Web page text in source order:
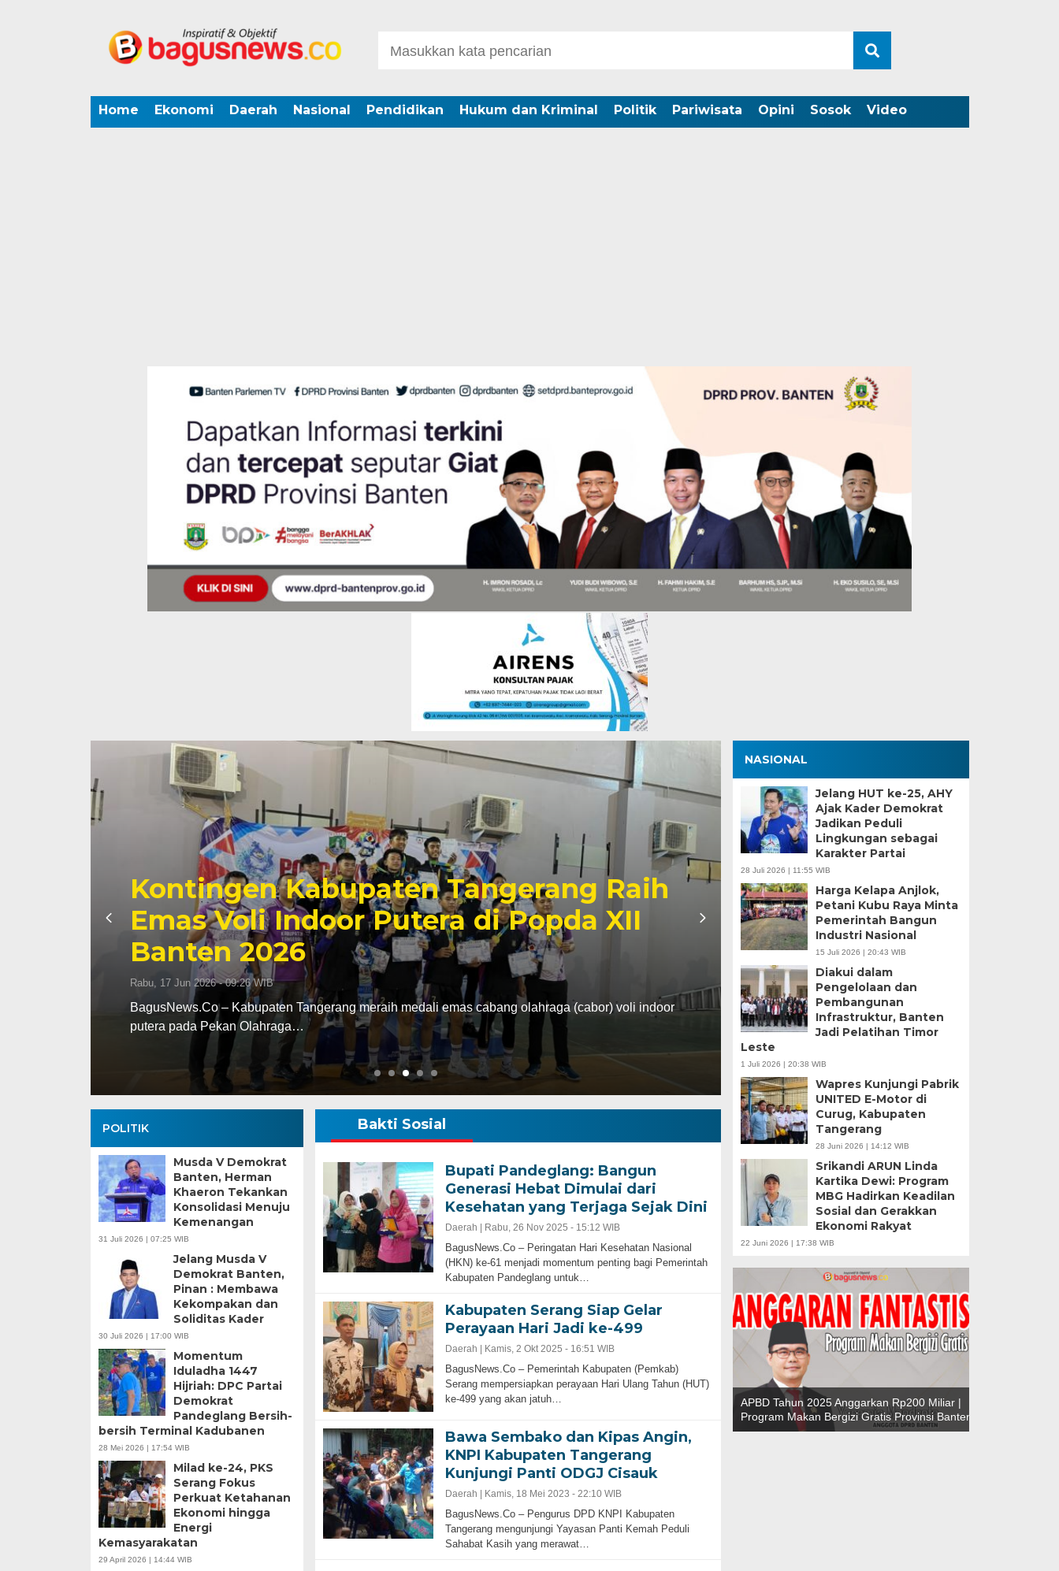
Home Ekonomi Daerah Nasional Pendidikan Hukum dan Kriminal Politik Pariwisata Opini Sosok Video
Kontingen Kabupaten Tangerang Raih
Emas Voli Indoor Putera di Popda XII
Banten 2026
Rabu, 17 Jun 2026 - 09:26 WIB
BagusNews.Co – Kabupaten Tangerang meraih medali emas cabang olahraga (cabor) voli indoor
putera pada Pekan Olahraga…
Zona Blank Spot,
Serang Lakukan
Senin, 15 Jun 2026 - 14:09 WIB
BagusNews.Co – Pelaksanaan Sistem Penerimaan
di Kota Serang menghadapi tantangan…
POLITIK
Musda V Demokrat
Banten, Herman
Khaeron Tekankan
Konsolidasi Menuju
Kemenangan
31 Juli 2026 | 07:25 WIB
Jelang Musda V
Demokrat Banten,
Pinan : Membawa
Kekompakan dan
Soliditas Kader
30 Juli 2026 | 17:00 WIB
Momentum
Iduladha 1447
Hijriah: DPC Partai
Demokrat
Pandeglang Bersih-
bersih Terminal Kadubanen
28 Mei 2026 | 17:54 WIB
Milad ke-24, PKS
Serang Fokus
Perkuat Ketahanan
Ekonomi hingga
Energi
Kemasyarakatan
29 April 2026 | 14:44 WIB
Bakti Sosial
Bupati Pandeglang: Bangun
Generasi Hebat Dimulai dari
Kesehatan yang Terjaga Sejak Dini
Daerah | Rabu, 26 Nov 2025 - 15:12 WIB
BagusNews.Co – Peringatan Hari Kesehatan Nasional
(HKN) ke-61 menjadi momentum penting bagi Pemerintah
Kabupaten Pandeglang untuk…
Kabupaten Serang Siap Gelar
Perayaan Hari Jadi ke-499
Daerah | Kamis, 2 Okt 2025 - 16:51 WIB
BagusNews.Co – Pemerintah Kabupaten (Pemkab)
Serang mempersiapkan perayaan Hari Ulang Tahun (HUT)
ke-499 yang akan jatuh…
Bawa Sembako dan Kipas Angin,
KNPI Kabupaten Tangerang
Kunjungi Panti ODGJ Cisauk
Daerah | Kamis, 18 Mei 2023 - 22:10 WIB
BagusNews.Co – Pengurus DPD KNPI Kabupaten
Tangerang mengunjungi Yayasan Panti Kemah Peduli
Sahabat Kasih yang merawat…
NASIONAL
Jelang HUT ke-25, AHY
Ajak Kader Demokrat
Jadikan Peduli
Lingkungan sebagai
Karakter Partai
28 Juli 2026 | 11:55 WIB
Harga Kelapa Anjlok,
Petani Kubu Raya Minta
Pemerintah Bangun
Industri Nasional
15 Juli 2026 | 20:43 WIB
Diakui dalam
Pengelolaan dan
Pembangunan
Infrastruktur, Banten
Jadi Pelatihan Timor
Leste
1 Juli 2026 | 20:38 WIB
Wapres Kunjungi Pabrik
UNITED E-Motor di
Curug, Kabupaten
Tangerang
28 Juni 2026 | 14:12 WIB
Srikandi ARUN Linda
Kartika Dewi: Program
MBG Hadirkan Keadilan
Sosial dan Gerakkan
Ekonomi Rakyat
22 Juni 2026 | 17:38 WIB
Banten Butuh Gubernur Progresif dan
Teknokratif
Gubernur Baru, Banten Harus Lebih Maju |
Perencanaan Pembangunan Infrastrukur
APBD Tahun 2025 Anggarkan Rp200 Miliar |
Program Makan Bergizi Gratis Provinsi Banten